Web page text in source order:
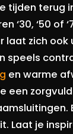
tijden terug
‘30, ‘50 of
laat zich ook
speels
en warme
een
Laat je